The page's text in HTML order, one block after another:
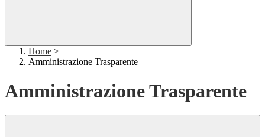
Home >
Amministrazione Trasparente
Amministrazione Trasparente